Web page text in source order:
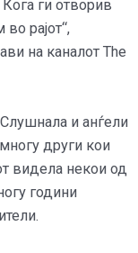
ги отворив
рајот“,
на каналот The
и анѓели
други кои
видела некои од
години